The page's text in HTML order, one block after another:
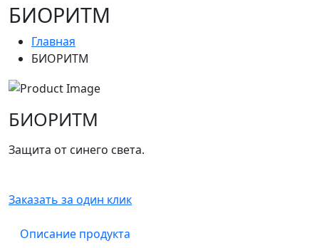
БИОРИТМ
Главная
БИОРИТМ
БИОРИТМ
Защита от синего света.
Заказать за один клик
Описание продукта